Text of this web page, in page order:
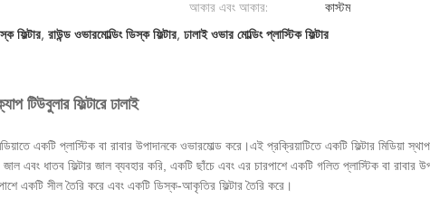
আকার এবং আকার: কাস্টম
ফিল্টার, রাউন্ড ওভারমোল্ডিং ডিস্ক ফিল্টার, ঢালাই ওভার মোল্ডিং প্লাস্টিক ফিল্টার
টিউবুলার ফিল্টারে ঢালাই
একটি প্লাস্টিক বা রাবার উপাদানকে ওভারমোল্ড করে।এই প্রক্রিয়াটিতে একটি ফিল্টার মিডিয়া
জাল এবং ধাতব ফিল্টার জাল ব্যবহার করি, একটি ছাঁচে এবং এর চারপাশে একটি গলিত প্লাস্টিক বা রাবার
একটি সীল তৈরি করে এবং একটি ডিস্ক-আকৃতির ফিল্টার তৈরি করে।